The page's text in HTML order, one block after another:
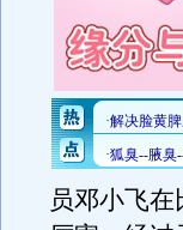
员邓小飞